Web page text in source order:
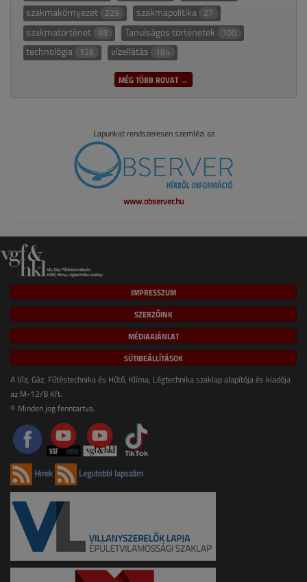
szakmakörnyezet 229 szakmapolitika 27
szakmatörténet 98 Tanulságos történetek 100
technológia 128 vízellátás 184
MÉG TÖBB ROVAT →
Lapunkat rendszeresen szemlézi az
www.observer.hu
IMPRESSZUM
SZERZŐINK
MÉDIAAJÁNLAT
SÜTIBEÁLLÍTÁSOK
A Víz, Gáz, Fűtéstechnika és Hűtő, Klíma, Légtechnika szaklap alapítója és kiadója
az M-12/B Kft.
© Minden jog fenntartva.
Hírek Legutóbbi lapszám